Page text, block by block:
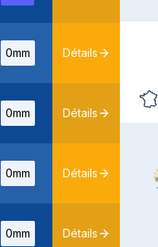
0mm Détails
0mm Détails
0mm Détails
0mm Détails